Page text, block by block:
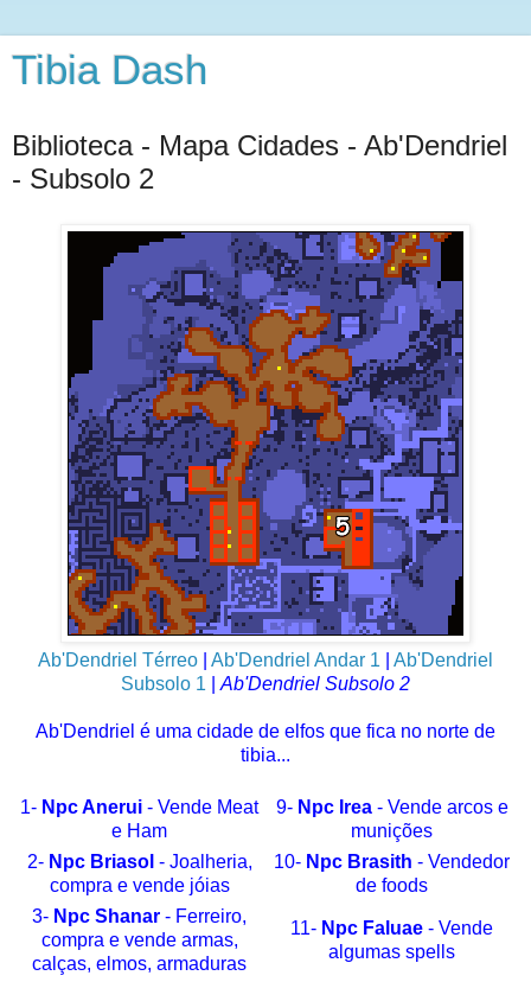
Tibia Dash
Biblioteca - Mapa Cidades - Ab'Dendriel
- Subsolo 2
Ab'Dendriel Térreo Ab'Dendriel Andar 1
Ab'Dendriel
Subsolo 1
Ab'Dendriel Subsolo 2
Ab'Dendriel é uma cidade de elfos que fica no norte de
tibia...
1- Npc Anerui - Vende Meat
e Ham
9- Npc Irea- Vende arcos e
munições
2- Npc Briasol - Joalheria,
compra e vende jóias
10- Npc Brasith - Vendedor
de foods
3- Npc Shanar - Ferreiro,
compra e vende armas,
calças, elmos, armaduras
11- Npc Faluae - Vende
algumas spells